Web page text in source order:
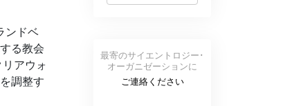
ンドベ
る教会
アウォ
調整す
最寄のサイエントロジー･
オーガニゼーションに
ご連絡ください